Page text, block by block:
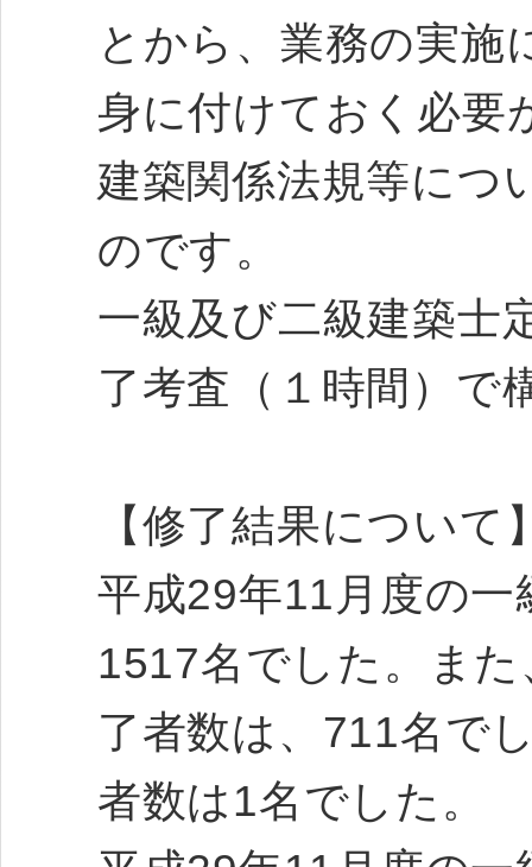
とから、業務の実施
身に付けておく必要
建築関係法規等につ
のです。
一級及び二級建築士
了考査（１時間）
【修了結果について
平成29年11月度の
1517名でした。ま
了者数は、711名で
者数は1名でした。